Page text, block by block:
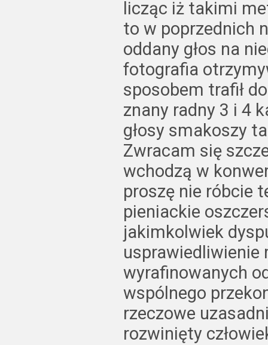
licząc iż takimi
to w poprzednich
oddany głos na
fotografia
sposobem trafił
znany radny 3 i 4
głosy smakoszy
Zwracam się
wchodzą w
proszę nie róbcie
pieniackie
jakimkolwiek
usprawiedliwienie
wyrafinowanych
wspólnego
rzeczowe
rozwinięty